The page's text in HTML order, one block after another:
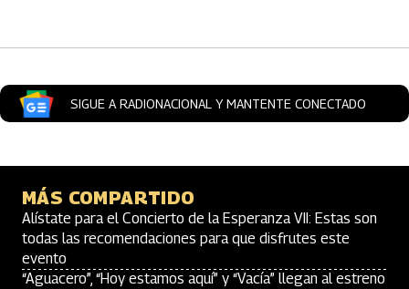
SIGUE A RADIONACIONAL Y MANTENTE CONECTADO
MÁS COMPARTIDO
Alístate para el Concierto de la Esperanza VII: Estas son
todas las recomendaciones para que disfrutes este
evento
“Aguacero”, “Hoy estamos aquí” y “Vacía” llegan al estreno